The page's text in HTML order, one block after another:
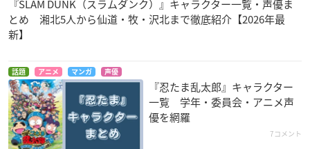
『SLAM DUNK（スラムダンク）』キャラクター一覧・声優ま
とめ 湘北5人から仙道・牧・沢北まで徹底紹介【2026年最
新】
話題 アニメ マンガ 声優
『忍たま乱太郎』キャラクター
一覧 学年・委員会・アニメ声
優を網羅
7コメント